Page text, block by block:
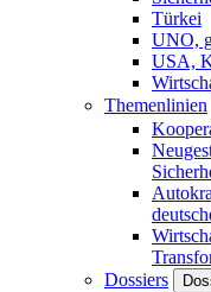
Türkei
UNO,
USA,
Themenlinien
Dossiers